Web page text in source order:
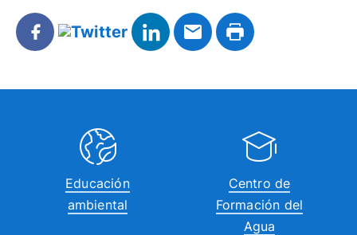
Educación
ambiental
Centro de
Formación del
Agua